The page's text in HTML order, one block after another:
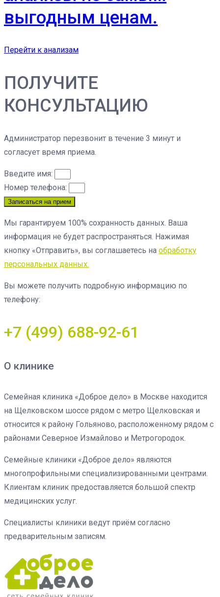
выгодным ценам.
Перейти к анализам
ПОЛУЧИТЕ
КОНСУЛЬТАЦИЮ
Администратор перезвонит в течение 3 минут и
согласует время приема.
Введите имя:
Номер телефона:
Записаться на прием
Мы гарантируем 100% сохранность данных. Ваша
информация не будет распространяться. Нажимая
кнопку «Отправить», вы соглашаетесь на обработку
персональных данных.
Вы можете получить подробную информацию по
телефону:
+7 (499) 688-92-61
О клинике
Семейная клиника «Доброе дело» в Москве находится
на Щелковском шоссе рядом с метро Щелковская и
относится к району Гольяново, расположенному рядом с
районами Северное Измайлово и Метрогородок.
Семейные клиники «Доброе дело» являются
многопрофильными специализированными центрами.
Клиентам клиник предоставляется большой спектр
медицинских услуг.
Специалисты клиники ведут приём согласно
предварительным записям.